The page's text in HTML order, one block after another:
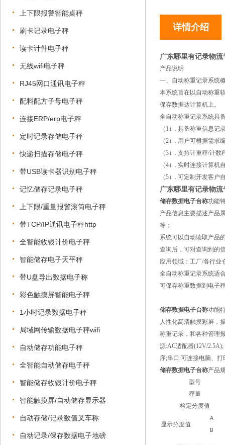
上下限报警智能桌秤
刷卡记录电子秤
读卡计件电子秤
无线wifi电子秤
RJ45网口通讯电子秤
配料配方子母电子秤
连接ERP/erp电子秤
定时记录存储电子秤
快递扫描存储电子秤
带USB读卡器识别电子秤
记忆储存记录电子秤
上下限/重量报警滚筒电子秤
带TCP/IP通讯电子秤http
全智能收银计价电子秤
智能储存电子天平秤
带U盘导出数据电子称
彩色触摸屏智能电子秤
1小时记录数据电子秤
局域网传输数据电子秤wifi
自动储存功能电子秤
全智能自动储存电子秤
智能储存收银计价电子秤
智能触摸屏/自动储存显示器
自动存储/记录数值叉车称
自动记录/保存数据电子地磅
详情介绍
广东哪里有记录物
产品说明
一、自动称重记录系统
本系统旨在以自动称重
保存数据达计算机上。
全自动称重记录系统具
（1）. 具备称重信息记
（2）. 用户可根据需
（3）. 支持计重秤/计
（4）. 实时连接计算机
（5）. 可定制开发客户
广东哪里有记录物
储存数据电子台称功能
产品信息主要描述产品
等；
系统可以自动读取产品
查询后，可对查询到的
应用领域：工厂/各行业
全自动称重记录系统适
可保存称重数据到电子
储存数据电子台称功能
人性化高清触摸彩屏，
称重记录，和各种管理
源:AC适配器(12V/
序;串口:可连接电脑、
储存数据电子台称产品
型号
秤量
检定分度值
显示分度值
A
B